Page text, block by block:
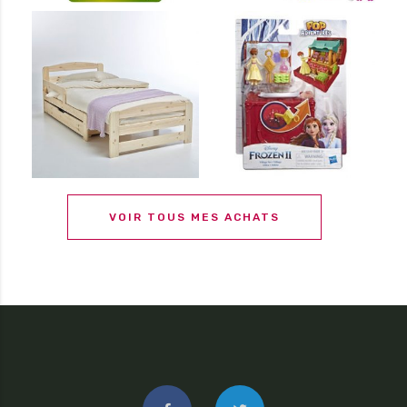
VOIR TOUS MES ACHATS